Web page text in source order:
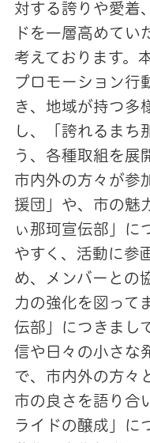
対する誇りや愛着
ドを一層高めてい
考えております。
プロモーション行
き、地域が持つ多
し、「誇れるまち
う、各種取組を展
市内外の方々が参
援団」や、市の魅
ぃ那珂宣伝部」に
やすく、活動に参
め、メンバーとの
力の強化を図って
伝部」につきまし
信や日々の小さな
で、市内外の方々
市の良さを語り合
ライドの醸成」に